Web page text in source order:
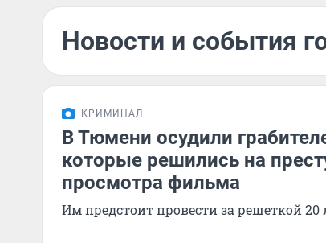
Новости и события
КРИМИНАЛ
В Тюмени осудили
которые решились на
просмотра фильма
Им предстоит провести за решеткой 20